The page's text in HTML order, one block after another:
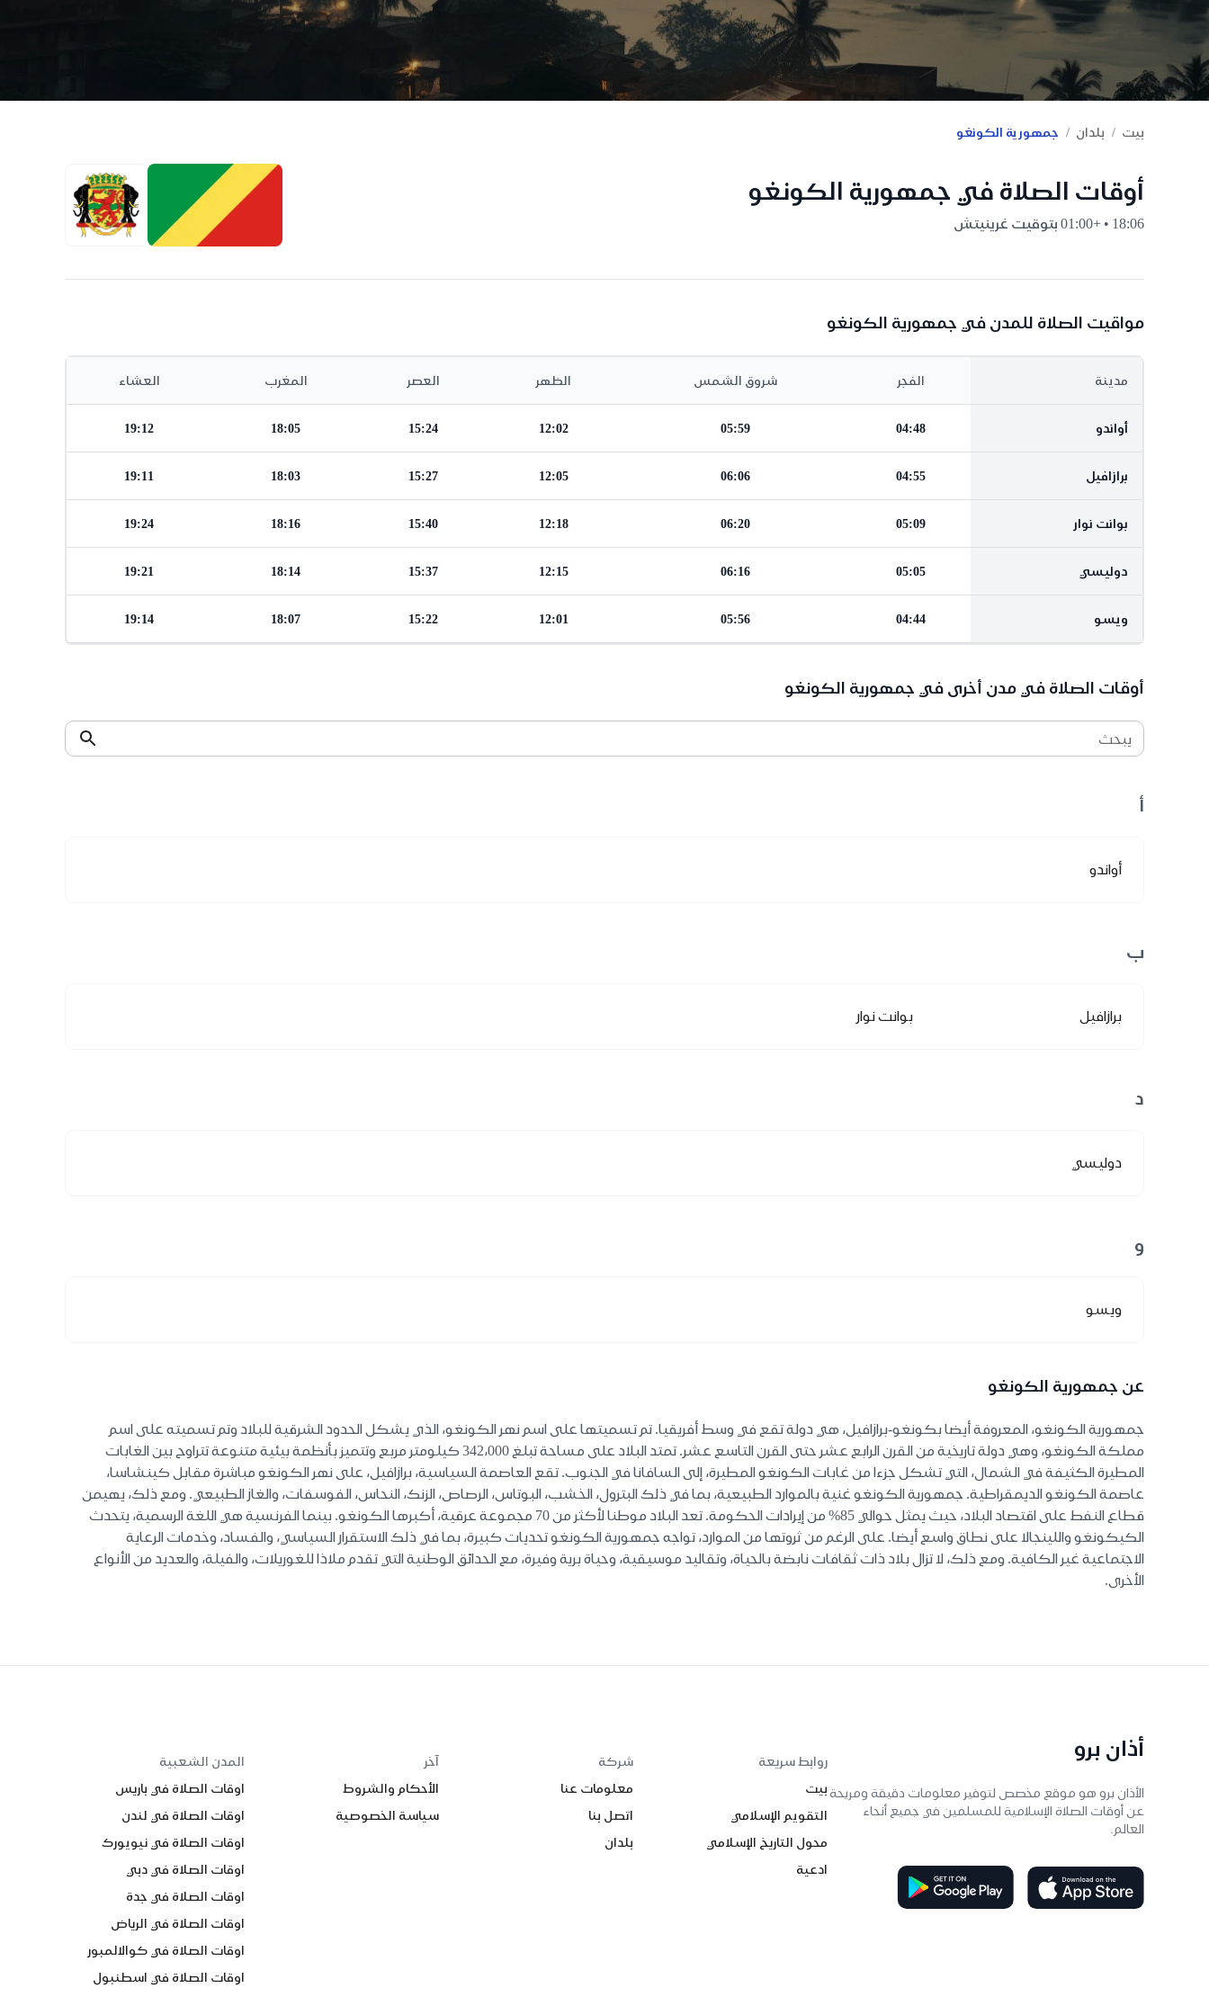
بيت / بلدان / جمهورية الكونغو
أوقات الصلاة في جمهورية الكونغو
18:06 • +01:00 بتوقيت غرينيتش
مواقيت الصلاة للمدن في جمهورية الكونغو
مدينة الفجر شروق الشمس الظهر العصر المغرب العشاء
أواندو 04:48
05:59
12:02
15:24
18:05
19:12
برازافيل 04:55
06:06
12:05
15:27
18:03
19:11
بوانت نوار 05:09
06:20
12:18
15:40
18:16
19:24
دوليسي 05:05
06:16
12:15
15:37
18:14
19:21
ويسو 04:44
05:56
12:01
15:22
18:07
19:14
أوقات الصلاة في مدن أخرى في جمهورية الكونغو
يبحث
أ
أواندو
ب
برازافيل بوانت نوار
د
دوليسي
و
ويسو
عن جمهورية الكونغو
جمهورية الكونغو، المعروفة أيضا بكونغو-برازافيل، هي دولة تقع في وسط أفريقيا. تم تسميتها على اسم نهر الكونغو، الذي يشكل الحدود الشرقية للبلاد وتم تسميته على اسم
مملكة الكونغو، وهي دولة تاريخية من القرن الرابع عشر حتى القرن التاسع عشر. تمتد البلاد على مساحة تبلغ 342،000 كيلومتر مربع وتتميز بأنظمة بيئية متنوعة تتراوح بين الغابات
المطيرة الكثيفة في الشمال، التي تشكل جزءا من غابات الكونغو المطيرة، إلى السافانا في الجنوب. تقع العاصمة السياسية، برازافيل، على نهر الكونغو مباشرة مقابل كينشاسا،
عاصمة الكونغو الديمقراطية. جمهورية الكونغو غنية بالموارد الطبيعية، بما في ذلك البترول، الخشب، البوتاس، الرصاص، الزنك، النحاس، الفوسفات، والغاز الطبيعي. ومع ذلك، يهيمن
قطاع النفط على اقتصاد البلاد، حيث يمثل حوالي 85% من إيرادات الحكومة. تعد البلاد موطنا لأكثر من 70 مجموعة عرقية، أكبرها الكونغو. بينما الفرنسية هي اللغة الرسمية، يتحدث
الكيكونغو واللينجالا على نطاق واسع أيضا. على الرغم من ثروتها من الموارد، تواجه جمهورية الكونغو تحديات كبيرة، بما في ذلك الاستقرار السياسي، والفساد، وخدمات الرعاية
الاجتماعية غير الكافية. ومع ذلك، لا تزال بلاد ذات ثقافات نابضة بالحياة، وتقاليد موسيقية، وحياة برية وفيرة، مع الحدائق الوطنية التي تقدم ملاذا للغوريلات، والفيلة، والعديد من الأنواع
الأخرى.
أذان برو
الأذان برو هو موقع مخصص لتوفير معلومات دقيقة ومريحة
عن أوقات الصلاة الإسلامية للمسلمين في جميع أنحاء
العالم.
روابط سريعة
بيت
التقويم الإسلامي
محول التاريخ الإسلامي
ادعية
شركة
معلومات عنا
اتصل بنا
بلدان
آخر
الأحكام والشروط
سياسة الخصوصية
المدن الشعبية
اوقات الصلاة في باريس
اوقات الصلاة في لندن
اوقات الصلاة في نيويورك
اوقات الصلاة في دبي
اوقات الصلاة في جدة
اوقات الصلاة في الرياض
اوقات الصلاة في كوالالمبور
اوقات الصلاة في اسطنبول